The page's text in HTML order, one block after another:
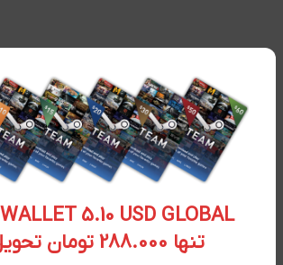
5.10 USD GLOBAL
تنها 288.000 تومان تحویل آنی